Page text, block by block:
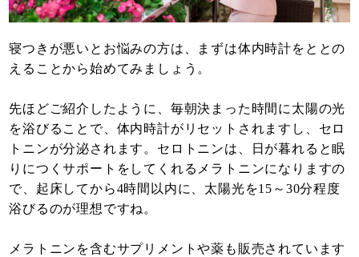
寝つきが悪いとお悩みの方は、まずは体内時計をととの
えることから始めてみましょう。
先ほどご紹介したように、毎朝決まった時間に太陽の光
を浴びることで、体内時計がリセットされますし、セロ
トニンが分泌されます。セロトニンは、日が暮れると眠
りにつくサポートをしてくれるメラトニンになりますの
で、起床してから4時間以内に、太陽光を15～30分程度
浴びるのが理想ですね。
メラトニンを含むサプリメントや薬も販売されています